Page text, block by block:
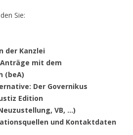
Sie:
der Kanzlei
mit dem
(beA)
Der Governikus
Edition
VB, …)
und Kontaktdaten